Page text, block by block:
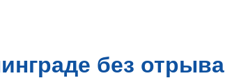
без отрыва